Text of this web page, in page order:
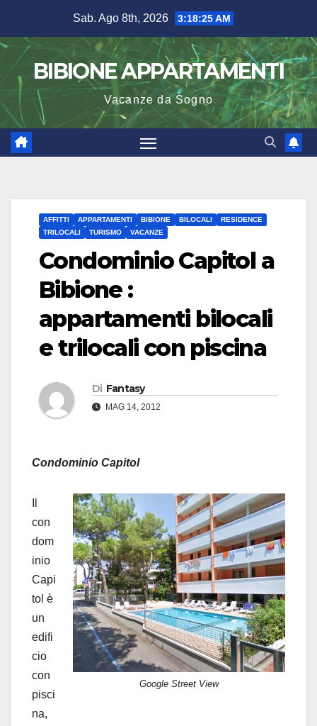
contenuto
Sab. Ago 8th, 2026 3:18:25 AM
BIBIONE APPARTAMENTI
Vacanze da Sogno
AFFITTI APPARTAMENTI BIBIONE BILOCALI
RESIDENCE
TRILOCALI
TURISMO VACANZE
Condominio Capitol a
Bibione :
appartamenti bilocali
e trilocali con piscina
Di Fantasy
MAG 14, 2012
Condominio Capitol
Google Street View
con
dom
inio
Capi
tol è
un
edifi
cio
con
pisci
na,